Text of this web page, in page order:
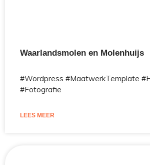
Waarlandsmolen en Molenhuijs
#Wordpress #MaatwerkTemplate
#Fotografie
LEES MEER